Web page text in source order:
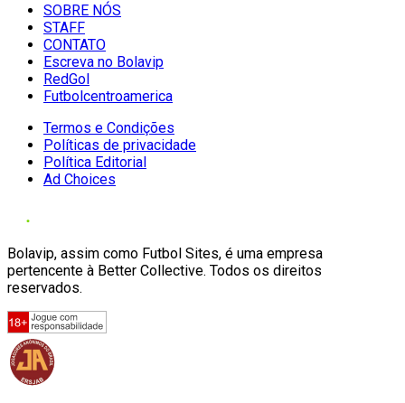
SOBRE NÓS
STAFF
CONTATO
Escreva no Bolavip
RedGol
Futbolcentroamerica
Termos e Condições
Políticas de privacidade
Política Editorial
Ad Choices
Bolavip, assim como Futbol Sites, é uma empresa
pertencente à Better Collective. Todos os direitos
reservados.